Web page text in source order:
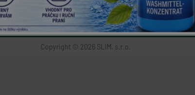
Copyright © 2026 SLIM, s.r.o.
Výkonové soubory Soubory cílení Funkční soubory
umožňují základní funkce webových stránek, jako je přihlášení uživatele a